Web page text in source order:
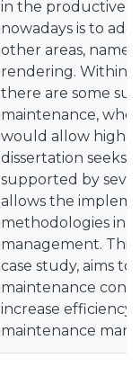
in the productive
nowadays is to
other areas,
rendering. Within
there are some
maintenance,
would allow
dissertation seeks
supported by
allows the
methodologies in
management.
case study, aims
maintenance
increase efficiency
maintenance